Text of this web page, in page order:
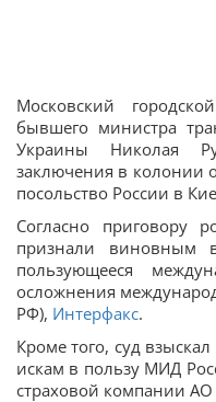
Московский
бывшего министра
Украины Николая
заключения в колонии
посольство России в
Согласно приговору
признали виновным
пользующееся
осложнения
РФ), Интерфакс.
Кроме того, суд
искам в пользу МИД
страховой компании